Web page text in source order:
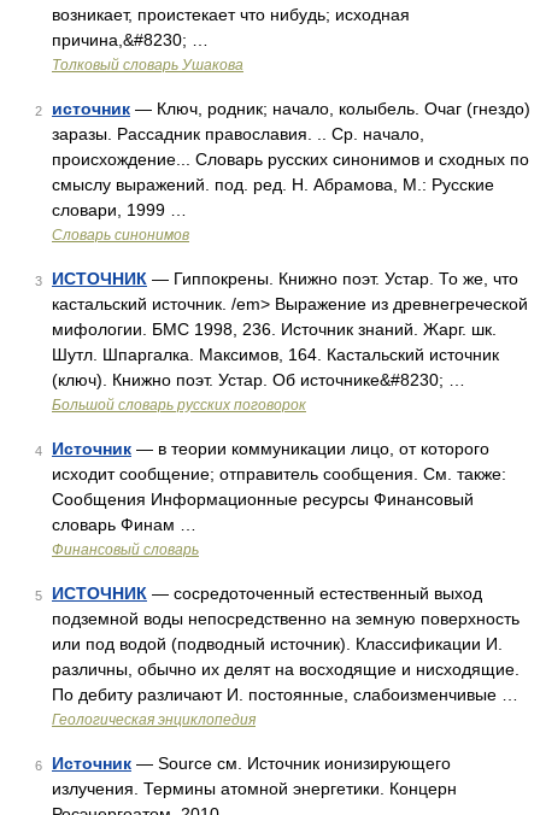
возникает, проистекает что нибудь; исходная
причина,&#8230; …
Толковый словарь Ушакова
2 источник — Ключ, родник; начало, колыбель. Очаг (гнездо)
заразы. Рассадник православия. .. Ср. начало,
происхождение... Словарь русских синонимов и сходных по
смыслу выражений. под. ред. Н. Абрамова, М.: Русские
словари, 1999 …
Словарь синонимов
3 ИСТОЧНИК — Гиппокрены. Книжно поэт. Устар. То же, что
кастальский источник. /em> Выражение из древнегреческой
мифологии. БМС 1998, 236. Источник знаний. Жарг. шк.
Шутл. Шпаргалка. Максимов, 164. Кастальский источник
(ключ). Книжно поэт. Устар. Об источнике&#8230; …
Большой словарь русских поговорок
4 Источник — в теории коммуникации лицо, от которого
исходит сообщение; отправитель сообщения. См. также:
Сообщения Информационные ресурсы Финансовый
словарь Финам …
Финансовый словарь
5 ИСТОЧНИК — сосредоточенный естественный выход
подземной воды непосредственно на земную поверхность
или под водой (подводный источник). Классификации И.
различны, обычно их делят на восходящие и нисходящие.
По дебиту различают И. постоянные, слабоизменчивые …
Геологическая энциклопедия
6 Источник — Source см. Источник ионизирующего
излучения. Термины атомной энергетики. Концерн